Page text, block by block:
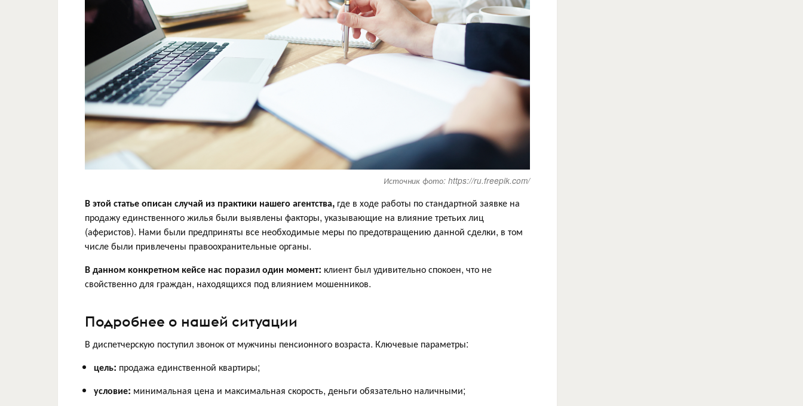
Источник фото: https://ru.freepik.com/
В этой статье описан случай из практики нашего агентства, где в ходе работы по стандартной заявке на
продажу единственного жилья были выявлены факторы, указывающие на влияние третьих лиц
(аферистов). Нами были предприняты все необходимые меры по предотвращению данной сделки, в том
числе были привлечены правоохранительные органы.
В данном конкретном кейсе нас поразил один момент: клиент был удивительно спокоен, что не
свойственно для граждан, находящихся под влиянием мошенников.
Подробнее о нашей ситуации
В диспетчерскую поступил звонок от мужчины пенсионного возраста. Ключевые параметры:
цель: продажа единственной квартиры;
условие: минимальная цена и максимальная скорость, деньги обязательно наличными;